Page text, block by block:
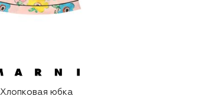
Хлопковая юбка